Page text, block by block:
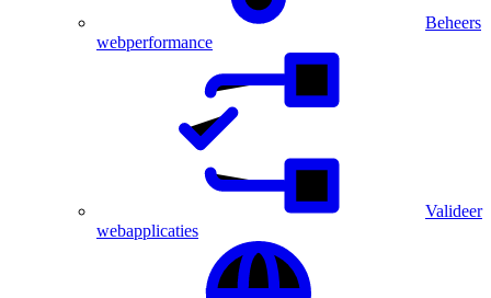
Beheers
webperformance
Valideer
webapplicaties